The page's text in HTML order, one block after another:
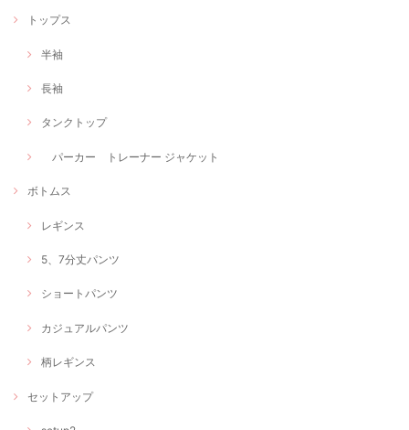
トップス
半袖
長袖
タンクトップ
パーカー トレーナー ジャケット
ボトムス
レギンス
5、7分丈パンツ
ショートパンツ
カジュアルパンツ
柄レギンス
セットアップ